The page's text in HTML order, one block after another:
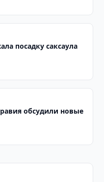
посадку саксаула
обсудили новые